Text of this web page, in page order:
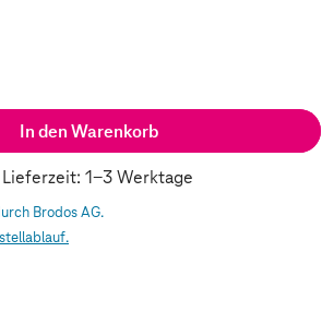
In den Warenkorb
| Lieferzeit: 1-3 Werktage
Brodos AG.